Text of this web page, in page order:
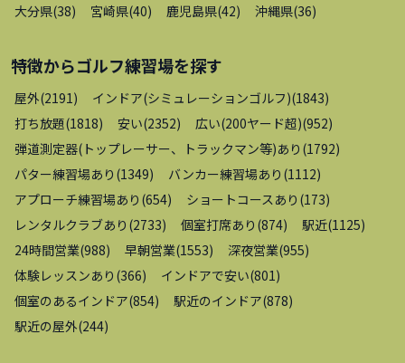
大分県(38) 宮崎県(40) 鹿児島県(42) 沖縄県(36)
特徴からゴルフ練習場を探す
屋外(2191 ) インドア(シミュレーションゴルフ)(1843)
打ち放題(1818) 安い(2352) 広い(200ヤード超)(952)
弾道測定器(トップレーサー、トラックマン等)あり (1792)
パター練習場あり (1349) バンカー練習場あり (1112)
アプローチ練習場あり (654) ショートコースあり (173)
レンタルクラブあり (2733) 個室打席あり (874) 駅近(1125)
24時間営業(988) 早朝営業(1553) 深夜営業(955)
体験レッスンあり (366) インドアで安い(801 )
個室のあるインドア(854) 駅近のインドア(878)
駅近の屋外(244)